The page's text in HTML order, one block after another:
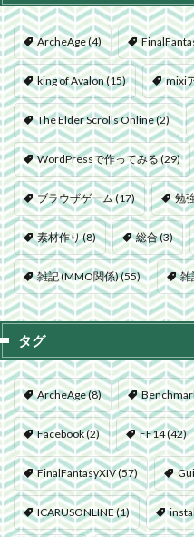
ArcheAge(4)
king of Avalon(15) mixi
The Elder Scrolls Online(2)
WordPressで作ってみる(29)
ブラウザゲーム(17) 勉
素材作り(8) 総合(3)
雑記 (MMO関係)(55) 雑
タグ
ArcheAge(8)
Facebook(2) FF14(42)
FinalFantasyXIV(57)
ICARUSONLINE(1)